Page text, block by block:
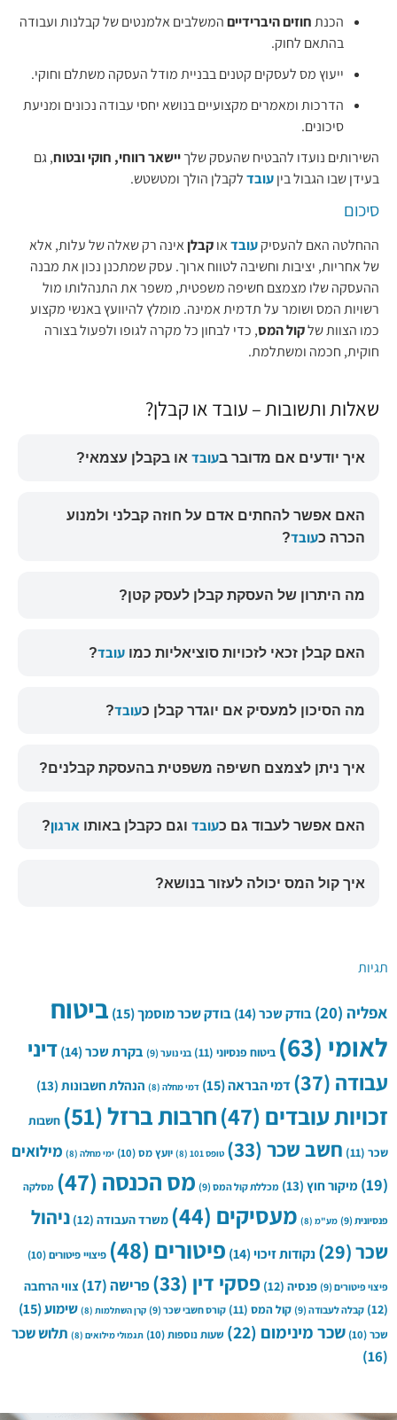
הכנתחוזים היברידייםהמשלבים אלמנטים של קבלנות ועבודה
בהתאם לחוק.
ייעוץ מס לעסקים קטנים בבניית מודל העסקה משתלם וחוקי.
הדרכות ומאמרים מקצועיים בנושא יחסי עבודה נכונים ומניעת
סיכונים.
השירותים נועדו להבטיח שהעסק שלךיישאר רווחי, חוקי ובטוח, גם
בעידן שבו הגבול ביןעובדלקבלן הולך ומטשטש.
סיכום
ההחלטה האם להעסיקעובדאוקבלןאינה רק שאלה של עלות, אלא
של אחריות, יציבות וחשיבה לטווח ארוך. עסק שמתכנן נכון את מבנה
ההעסקה שלו מצמצם חשיפה משפטית, משפר את התנהלותו מול
רשויות המס ושומר על תדמית אמינה. מומלץ להיוועץ באנשי מקצוע
כמו הצוות שלקול המס, כדי לבחון כל מקרה לגופו ולפעול בצורה
חוקית, חכמה ומשתלמת.
שאלות ותשובות – עובד או קבלן?
איך יודעים אם מדובר ב עובדאו בקבלן עצמאי?
האם אפשר להחתים אדם על חוזה קבלני ולמנוע
הכרה כ עובד?
מה היתרון של העסקת קבלן לעסק קטן?
האם קבלן זכאי לזכויות סוציאליות כמועובד?
מה הסיכון למעסיק אם יוגדר קבלן כ עובד?
איך ניתן לצמצם חשיפה משפטית בהעסקת קבלנים?
האם אפשר לעבוד גם כ עובדוגם כקבלן באותוארגון?
איך קול המס יכולה לעזור בנושא?
תגיות
אפליה(20) בודק שכר(14) בודק שכר מוסמך(15)
ביטוח
לאומי(63) ביטוח פנסיוני(11) בני נוער(9) בקרת שכר(14)
דיני
עבודה(37) דמי הבראה(15) דמי מחלה(8) הנהלת חשבונות(13)
זכויות עובדים(47) חרבות ברזל(51)
חשבות
שכר(11) חשב שכר(33) טופס 101 (8) יועץ מס(10) ימי מחלה(8)
מילואים
מיקור חוץ(13) מכללת קול המס(9) מס הכנסה(47) מסלקה
פנסיונית(9) מע"מ(8) מעסיקים(44) משרד העבודה(12)
ניהול
שכר(29) נקודות זיכוי(14) פיטורים(48) פיצויי פיטורים(10)
פיצוי פיטורים(9) פנסיה(12) פסקי דין(33) פרישה(17)
צווי הרחבה
קבלה לעבודה(9) קול המס(11) קורס חשבי שכר(9) קרן השתלמות(8) שימוע(15)
שכר(10) שכר מינימום(22) שעות נוספות(10) תגמולי מילואים(8)
תלוש שכר